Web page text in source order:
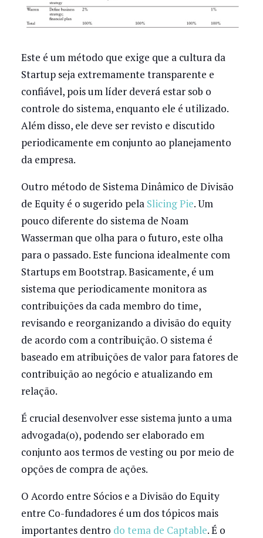
Este é um método que exige que a cultura da
Startup seja extremamente transparente e
confiável, pois um líder deverá estar sob o
controle do sistema, enquanto ele é utilizado.
Além disso, ele deve ser revisto e discutido
periodicamente em conjunto ao planejamento
da empresa.
Outro método de Sistema Dinâmico de Divisão
de Equity é o sugerido pela Slicing Pie. Um
pouco diferente do sistema de Noam
Wasserman que olha para o futuro, este olha
para o passado. Este funciona idealmente com
Startups em Bootstrap. Basicamente, é um
sistema que periodicamente monitora as
contribuições da cada membro do time,
revisando e reorganizando a divisão do equity
de acordo com a contribuição. O sistema é
baseado em atribuições de valor para fatores de
contribuição ao negócio e atualizando em
relação.
É crucial desenvolver esse sistema junto a uma
advogada(o), podendo ser elaborado em
conjunto aos termos de vesting ou por meio de
opções de compra de ações.
O Acordo entre Sócios e a Divisão do Equity
entre Co-fundadores é um dos tópicos mais
importantes dentro do tema de Captable. É o